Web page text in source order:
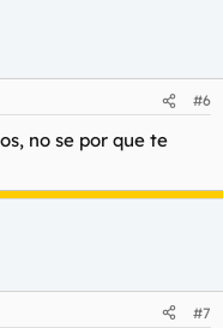
#6
no se por que te
#7